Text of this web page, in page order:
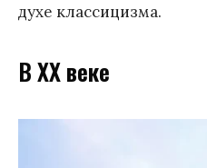
духе классицизма.
В XX веке